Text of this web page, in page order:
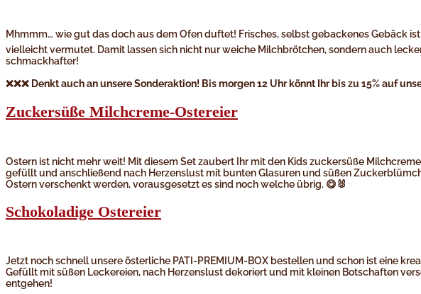
Mhmmm… wie gut das doch aus dem Ofen duftet! Frisches, selbst gebackenes Gebäck
vielleicht vermutet. Damit lassen sich nicht nur weiche Milchbrötchen, sondern auch
schmackhafter!
❌❌❌ Denkt auch an unsere Sonderaktion! Bis morgen 12 Uhr könnt Ihr bis zu 15% auf
Zuckersüße Milchcreme-Ostereier
Ostern ist nicht mehr weit! Mit diesem Set zaubert Ihr mit den Kids zuckersüße
gefüllt und anschließend nach Herzenslust mit bunten Glasuren und süßen
Ostern verschenkt werden, vorausgesetzt es sind noch welche übrig. 😋🐰
Schokoladige Ostereier
Jetzt noch schnell unsere österliche PATI-PREMIUM-BOX bestellen und schon ist eine
Gefüllt mit süßen Leckereien, nach Herzenslust dekoriert und mit kleinen Botschaften
entgehen!